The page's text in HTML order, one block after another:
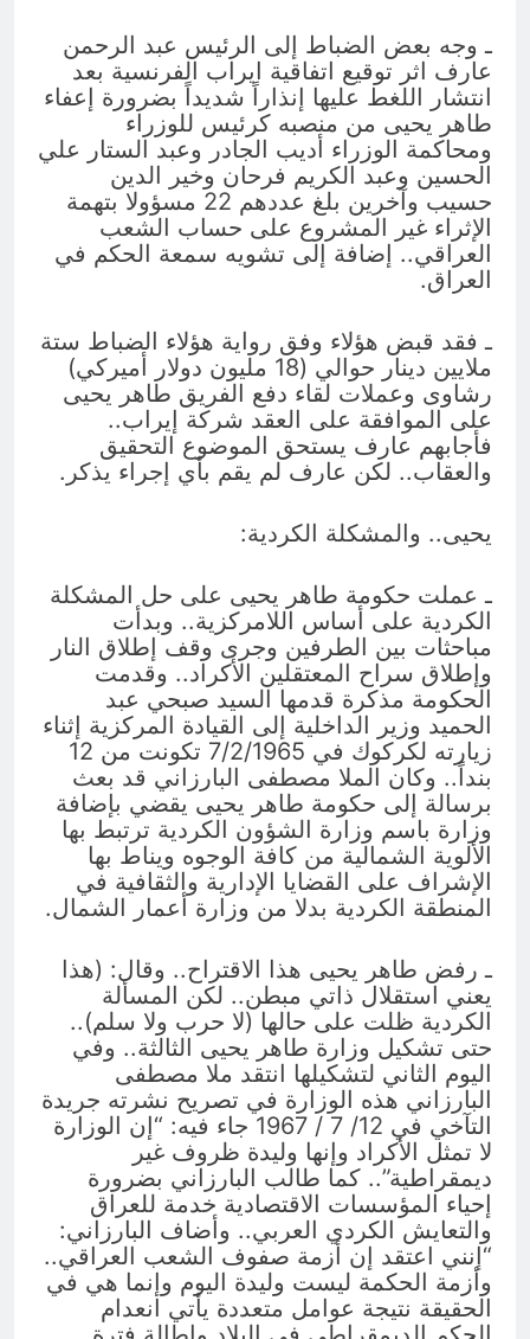
ـ وجه بعض الضباط إلى الرئيس عبد الرحمن
عارف اثر توقيع اتفاقية ايراب الفرنسية بعد
انتشار اللغط عليها إنذاراً شديداً بضرورة إعفاء
طاهر يحيى من منصبه كرئيس للوزراء
ومحاكمة الوزراء أديب الجادر وعبد الستار علي
الحسين وعبد الكريم فرحان وخير الدين
حسيب وآخرين بلغ عددهم 22 مسؤولا بتهمة
الإثراء غير المشروع على حساب الشعب
العراقي.. إضافة إلى تشويه سمعة الحكم في
العراق.
ـ فقد قبض هؤلاء وفق رواية هؤلاء الضباط ستة
ملايين دينار حوالي (18 مليون دولار أميركي)
رشاوى وعملات لقاء دفع الفريق طاهر يحيى
على الموافقة على العقد شركة إيراب..
فأجابهم عارف يستحق الموضوع التحقيق
والعقاب.. لكن عارف لم يقم بأي إجراء يذكر.
يحيى.. والمشكلة الكردية:
ـ عملت حكومة طاهر يحيى على حل المشكلة
الكردية على أساس اللامركزية.. وبدأت
مباحثات بين الطرفين وجرى وقف إطلاق النار
وإطلاق سراح المعتقلين الأكراد.. وقدمت
الحكومة مذكرة قدمها السيد صبحي عبد
الحميد وزير الداخلية إلى القيادة المركزية إثناء
زيارته لكركوك في 7/2/1965 تكونت من 12
بنداً.. وكان الملا مصطفى البارزاني قد بعث
برسالة إلى حكومة طاهر يحيى يقضي بإضافة
وزارة باسم وزارة الشؤون الكردية ترتبط بها
الألوية الشمالية من كافة الوجوه ويناط بها
الإشراف على القضايا الإدارية والثقافية في
المنطقة الكردية بدلا من وزارة أعمار الشمال.
ـ رفض طاهر يحيى هذا الاقتراح.. وقال: (هذا
يعني استقلال ذاتي مبطن.. لكن المسألة
الكردية ظلت على حالها (لا حرب ولا سلم)..
حتى تشكيل وزارة طاهر يحيى الثالثة.. وفي
اليوم الثاني لتشكيلها انتقد ملا مصطفى
البارزاني هذه الوزارة في تصريح نشرته جريدة
التآخي في 12/ 7 / 1967 جاء فيه: “إن الوزارة
لا تمثل الأكراد وإنها وليدة ظروف غير
ديمقراطية”.. كما طالب البارزاني بضرورة
إحياء المؤسسات الاقتصادية خدمة للعراق
والتعايش الكردي العربي.. وأضاف البارزاني:
“إنني اعتقد إن أزمة صفوف الشعب العراقي..
وأزمة الحكمة ليست وليدة اليوم وإنما هي في
الحقيقة نتيجة عوامل متعددة يأتي انعدام